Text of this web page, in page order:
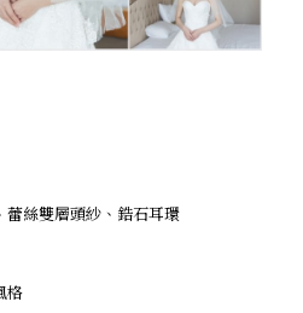
絲雙層頭紗、鋯石耳環
格